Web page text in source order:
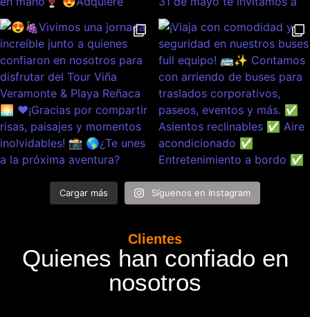
Cargar más Síguenos en Instagram
Clientes
Quienes han confiado en
nosotros